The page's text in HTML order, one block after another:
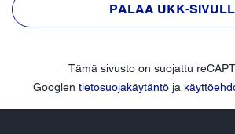
PALAA UKK-
Tämä sivusto on suojattu
Googlen tietosuojakäytäntöja